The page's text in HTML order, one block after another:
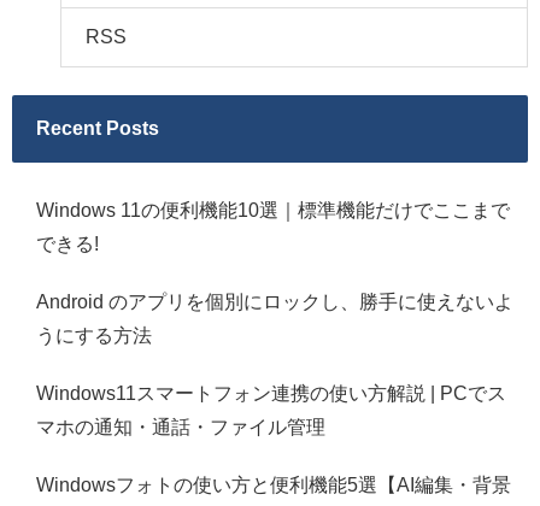
RSS
Recent Posts
Windows 11の便利機能10選｜標準機能だけでここまで
できる!
Android のアプリを個別にロックし、勝手に使えないよ
うにする方法
Windows11スマートフォン連携の使い方解説 | PCでス
マホの通知・通話・ファイル管理
Windowsフォトの使い方と便利機能5選【AI編集・背景